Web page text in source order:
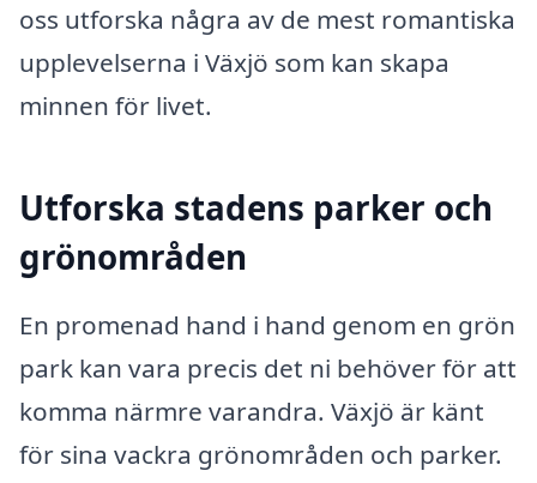
oss utforska några av de mest romantiska
upplevelserna i Växjö som kan skapa
minnen för livet.
Utforska stadens parker och
grönområden
En promenad hand i hand genom en grön
park kan vara precis det ni behöver för att
komma närmre varandra. Växjö är känt
för sina vackra grönområden och parker.